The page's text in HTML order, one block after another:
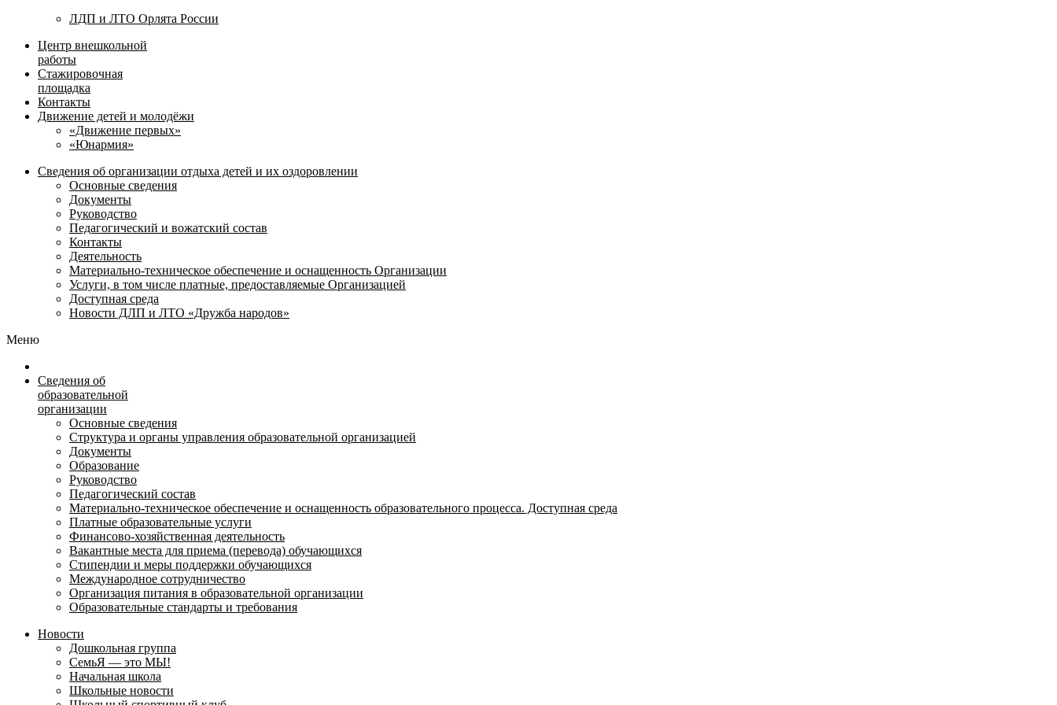
ЛДП и ЛТО Орлята России
Центр внешкольной
работы
Стажировочная
площадка
Контакты
Движение детей и молодёжи
«Движение первых»
«Юнармия»
Сведения об организации отдыха детей и их оздоровлении
Основные сведения
Документы
Руководство
Педагогический и вожатский состав
Контакты
Деятельность
Материально-техническое обеспечение и оснащенность Организации
Услуги, в том числе платные, предоставляемые Организацией
Доступная среда
Новости ДЛП и ЛТО «Дружба народов»
Меню
Сведения об
образовательной
организации
Основные сведения
Структура и органы управления образовательной организацией
Документы
Образование
Руководство
Педагогический состав
Материально-техническое обеспечение и оснащенность образовательного процесса. Доступная среда
Платные образовательные услуги
Финансово-хозяйственная деятельность
Вакантные места для приема (перевода) обучающихся
Стипендии и меры поддержки обучающихся
Международное сотрудничество
Организация питания в образовательной организации
Образовательные стандарты и требования
Новости
Дошкольная группа
СемьЯ — это МЫ!
Начальная школа
Школьные новости